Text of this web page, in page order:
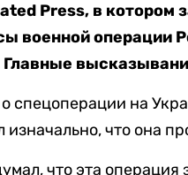
Press, в котором
военной операции
Главные
о спецоперации на
изначально, что она
что эта операция